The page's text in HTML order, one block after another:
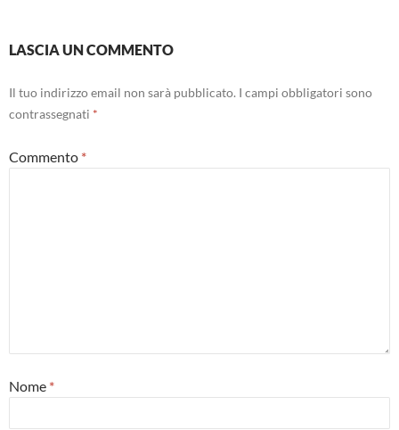
LASCIA UN COMMENTO
Il tuo indirizzo email non sarà pubblicato. I campi obbligatori sono
contrassegnati *
Commento *
Nome *